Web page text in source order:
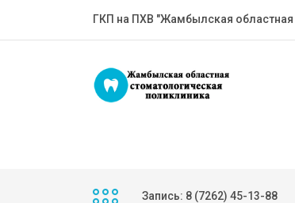
ГКП на ПХВ "Жамбылская
Запись: 8 (7262) 45-13-88